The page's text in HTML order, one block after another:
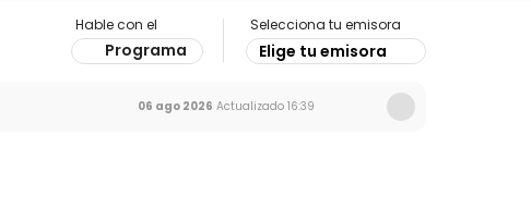
Hable con el
Programa
Selecciona tu emisora
Elige tu emisora
06 ago 2026 Actualizado 16:39